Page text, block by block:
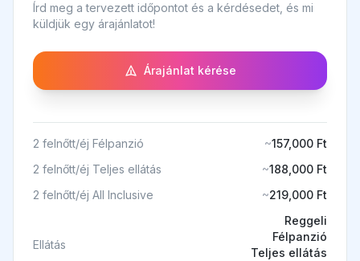
Írd meg a tervezett időpontot és a kérdésedet, és mi
küldjük egy árajánlatot!
Árajánlat kérése
2 felnőtt/éj Félpanzió ~157,000 Ft
2 felnőtt/éj Teljes ellátás
~188,000 Ft
2 felnőtt/éj All Inclusive
~219,000 Ft
Ellátás
Reggeli
Félpanzió
Teljes ellátás